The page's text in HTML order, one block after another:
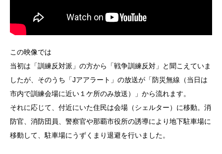
この映像では
当初は「訓練反対派」の方から「戦争訓練反対」と聞こえていま
したが、そのうち「Jアアラート」の放送が「防災無線（当日は
市内で訓練会場に近い１ケ所のみ放送）」から流れます。
それに応じて、付近にいた住民は会場（シェルター）に移動。消
防官、消防団員、警察官や那覇市役所の誘導により地下駐車場に
移動して、駐車場にうずくまり退避を行いました。